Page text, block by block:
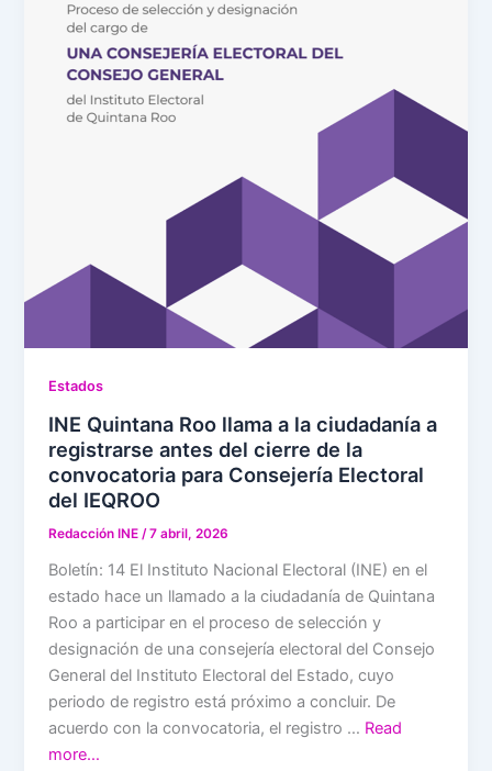
Estados
INE Quintana Roo llama a la ciudadanía a
registrarse antes del cierre de la
convocatoria para Consejería Electoral
del IEQROO
Redacción INE/7 abril, 2026
Boletín: 14 El Instituto Nacional Electoral (INE) en el
estado hace un llamado a la ciudadanía de Quintana
Roo a participar en el proceso de selección y
designación de una consejería electoral del Consejo
General del Instituto Electoral del Estado, cuyo
periodo de registro está próximo a concluir. De
acuerdo con la convocatoria, el registro … Read
more…